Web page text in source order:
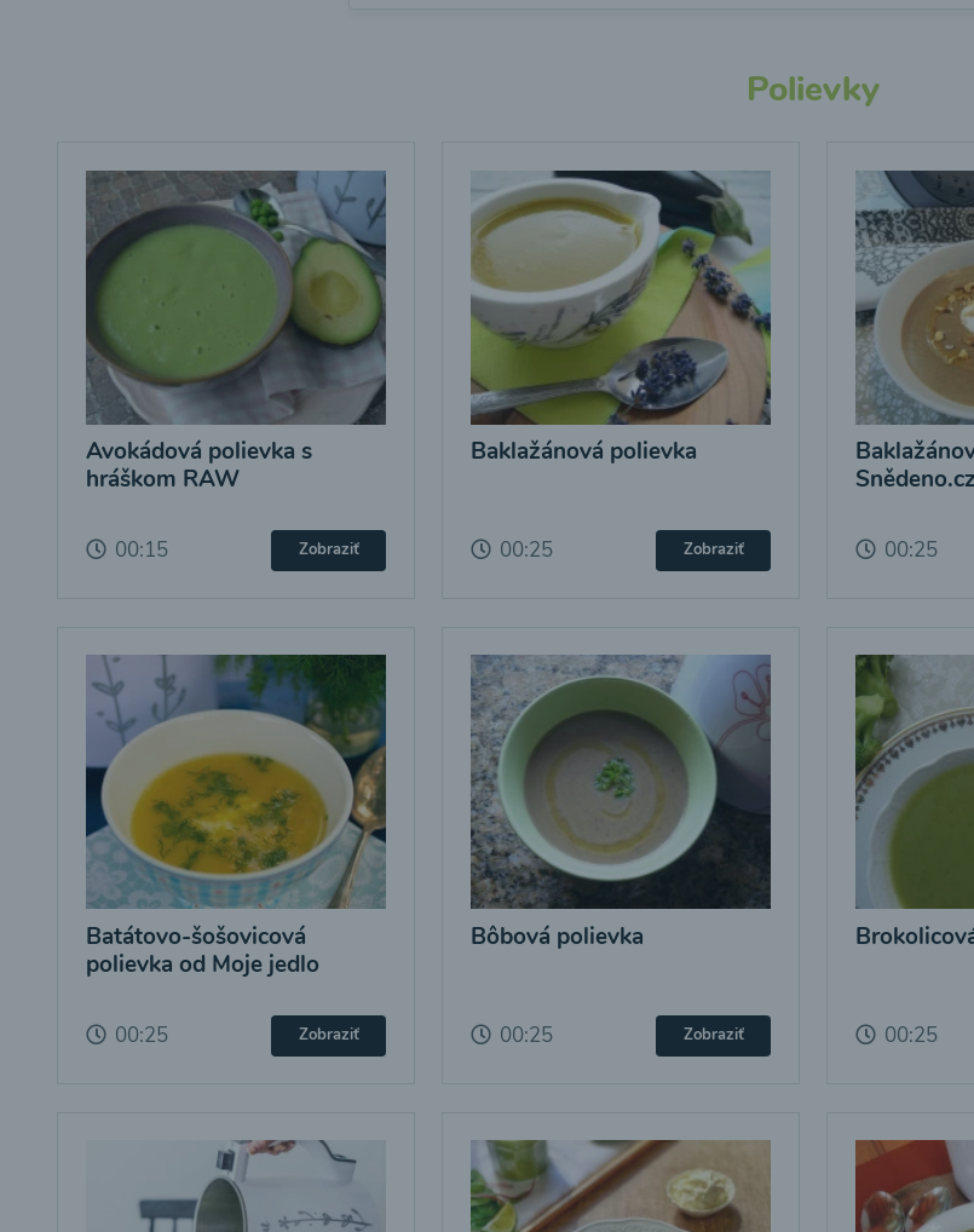
Polievky
Avokádová polievka s
hráškom RAW
00:15 Zobraziť
Baklažánová polievka
00:25 Zobraziť
Snědeno.cz
00:25
Batátovo-šošovicová
polievka od Moje jedlo
00:25 Zobraziť
Bôbová polievka
00:25 Zobraziť 00:25